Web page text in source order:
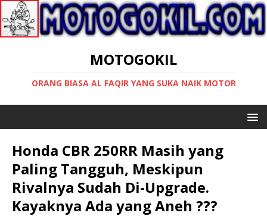
MOTOGOKIL
ORANG BIASA AL FAQIR YANG SUKA NAIK MOTOR
Honda CBR 250RR Masih yang
Paling Tangguh, Meskipun
Rivalnya Sudah Di-Upgrade.
Kayaknya Ada yang Aneh ???